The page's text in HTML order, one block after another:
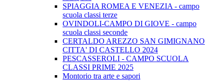
SPIAGGIA ROMEA E VENEZIA - campo
scuola classi terze
OVINDOLI-CAMPO DI GIOVE - campo
scuola classi seconde
CERTALDO AREZZO SAN GIMIGNANO
CITTA' DI CASTELLO 2024
PESCASSEROLI - CAMPO SCUOLA
CLASSI PRIME 2025
Montorio tra arte e sapori